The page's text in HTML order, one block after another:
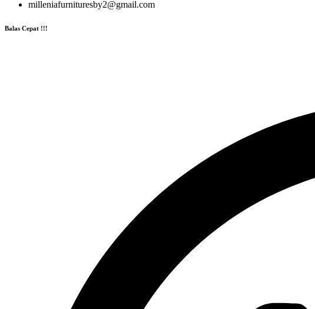
milleniafurnituresby2@gmail.com
Balas Cepat !!!